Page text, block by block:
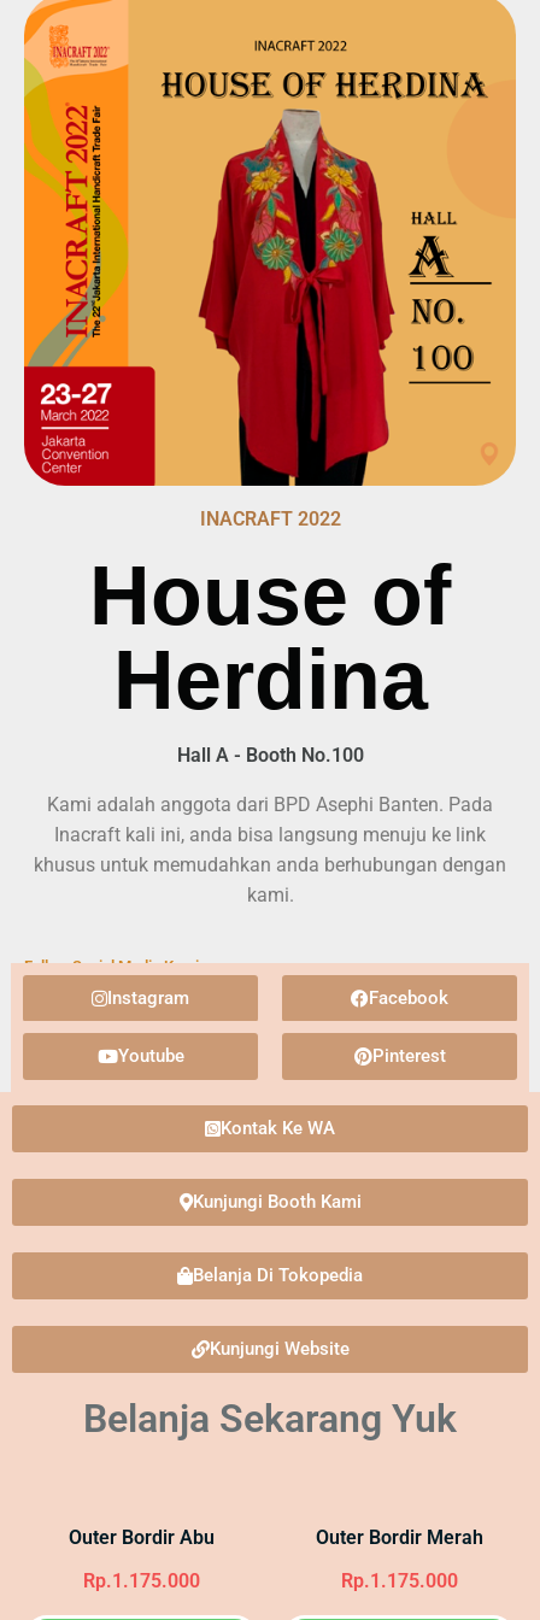
INACRAFT 2022
House of
Herdina
Hall A - Booth No.100
Kami adalah anggota dari BPD Asephi Banten. Pada
Inacraft kali ini, anda bisa langsung menuju ke link
khusus untuk memudahkan anda berhubungan dengan
kami.
Follow Social Media Kami :
Instagram Facebook
Youtube Pinterest
Kontak Ke WA
Kunjungi Booth Kami
Belanja Di Tokopedia
Kunjungi Website
Belanja Sekarang Yuk
Outer Bordir Abu
Rp.1.175.000
Outer Bordir Merah
Rp.1.175.000